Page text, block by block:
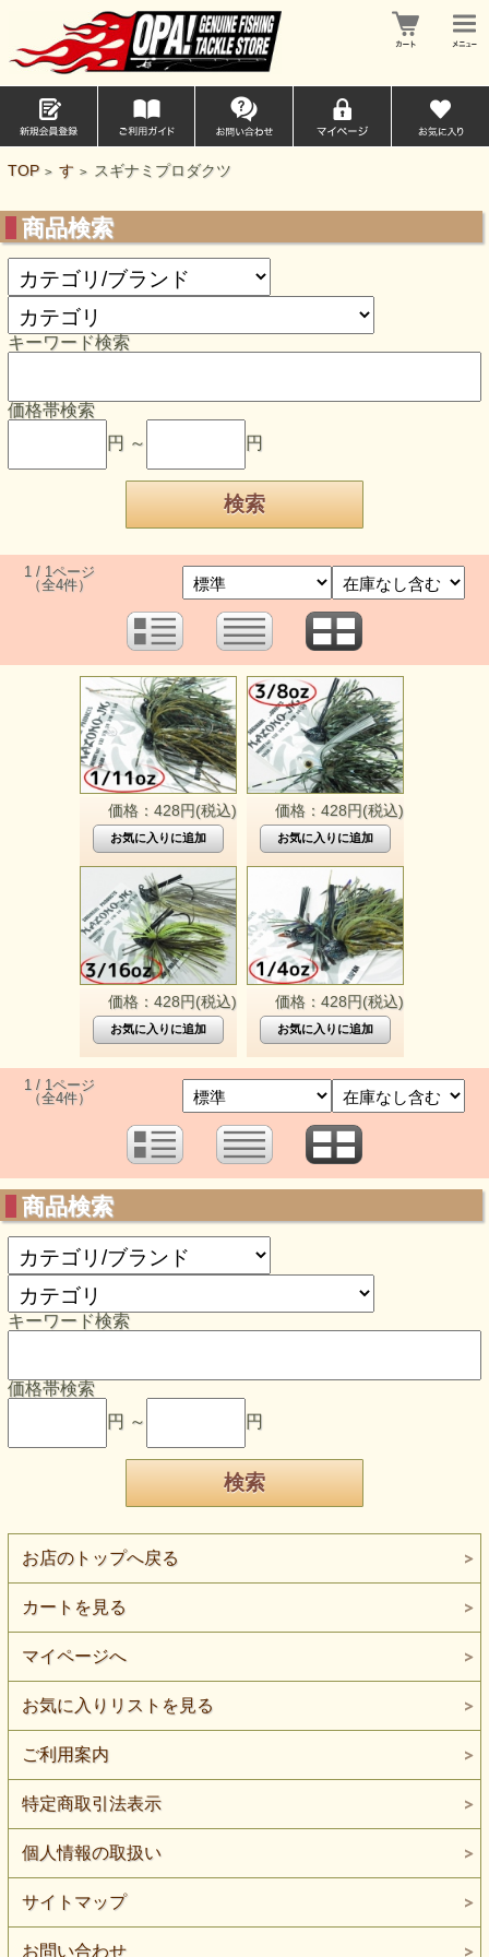
TOP > す > スギナミプロダクツ
商品検索
キーワード検索
価格帯検索
円 ～
円
1 / 1ページ
（全4件）
価格：428円(税込) 価格：428円(税込)
価格：428円(税込) 価格：428円(税込)
1 / 1ページ
（全4件）
商品検索
キーワード検索
価格帯検索
円 ～
円
お店のトップへ戻る
カートを見る
マイページへ
お気に入りリストを見る
ご利用案内
特定商取引法表示
個人情報の取扱い
サイトマップ
お問い合わせ